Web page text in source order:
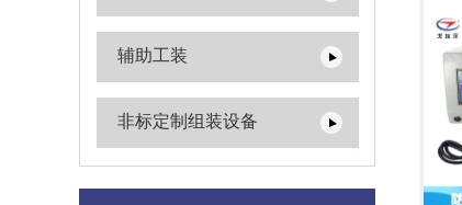
辅助工装
非标定制组装设备